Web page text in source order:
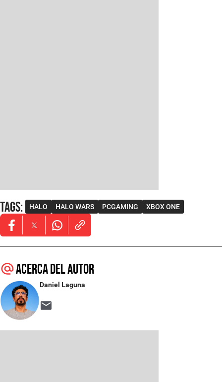
Tags: HALO HALO WARS PCGAMING XBOX ONE
Opens in new window
Opens in new window
Opens in new window
Acerca del autor
Daniel Laguna